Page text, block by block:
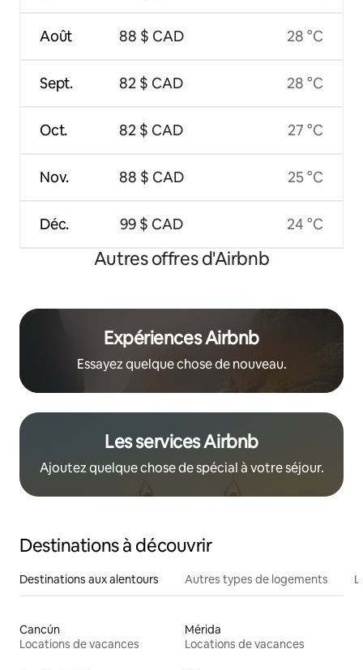
Août
Sept.
Oct.
Nov.
Déc.
88 $ CAD
82 $ CAD
82 $ CAD
88 $ CAD
99 $ CAD
28 °C
28 °C
27 °C
25 °C
24 °C
Autres offres d'Airbnb
Expériences Airbnb
Essayez quelque chose de nouveau.
Les services Airbnb
Ajoutez quelque chose de spécial à votre séjour.
Destinations à découvrir
Destinations aux alentours Autres types de logements
Cancún
Locations de vacances
Mérida
Locations de vacances